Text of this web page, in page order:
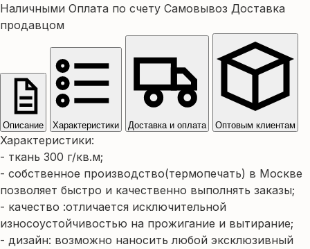
Наличными Оплата по счету Самовывоз Доставка
продавцом
Описание Характеристики Доставка и оплата Оптовым клиентам
Характеристики:
- ткань 300 г/кв.м;
- собственное производство(термопечать) в Москве
позволяет быстро и качественно выполнять заказы;
- качество :отличается исключительной
износоустойчивостью на прожигание и вытирание;
- дизайн: возможно наносить любой эксклюзивный